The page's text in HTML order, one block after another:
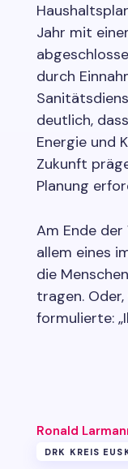
Jahr mit
durch
deutlich,
Energie und
Zukunft
Planung
Am Ende
allem eines
die
tragen.
formulierte:
Ronald
DRK KREIS